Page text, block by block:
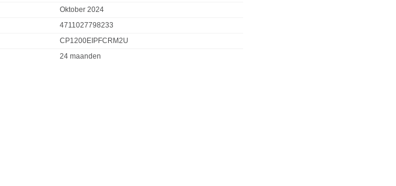
Oktober 2024
4711027798233
CP1200EIPFCRM2U
24 maanden